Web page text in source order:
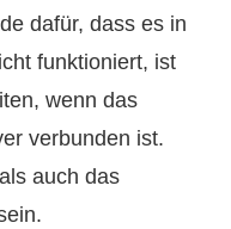
dafür, dass es in
funktioniert, ist
wenn das
verbunden ist.
auch das